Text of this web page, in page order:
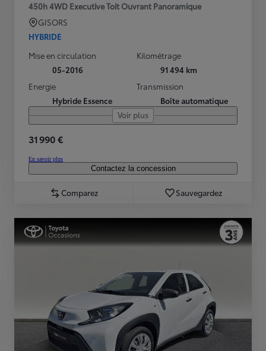
450h 4WD Executive Toit Ouvrant Panoramique
GISORS
HYBRIDE
Mise en circulation
05-2016
Kilométrage
91 494 km
Energie
Hybride Essence
Transmission
Boîte automatique
Voir plus
31 990 €
En savoir plus
Contactez la concession
Comparez Sauvegardez